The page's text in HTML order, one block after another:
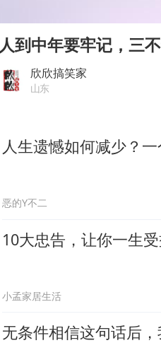
香港宏
浙江台
董璇小酒
人到中年要牢记，三
欣欣搞笑家
山东
人生遗憾如何减少？一
恶的Y不二
10大忠告，让你一生受
小孟家居生活
无条件相信这句话后